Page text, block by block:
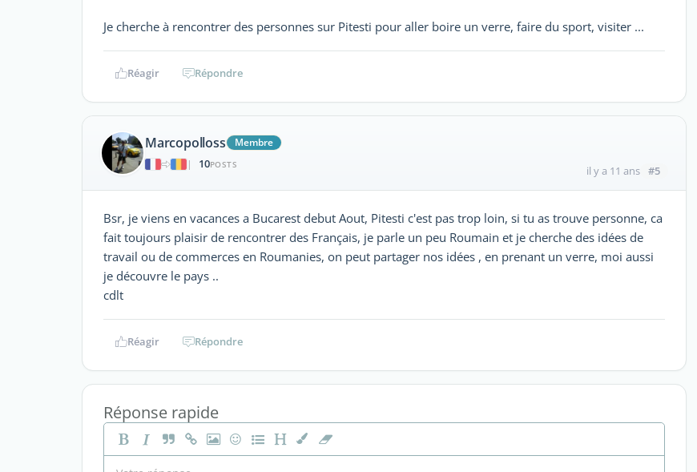
Je cherche à rencontrer des personnes sur Pitesti pour aller boire un verre, faire du sport, visiter ...
Réagir Répondre
Marcopolloss
Membre
|
10POSTS il y a 11 ans #5
Bsr, je viens en vacances a Bucarest debut Aout, Pitesti c'est pas trop loin, si tu as trouve personne, ca
fait toujours plaisir de rencontrer des Français, je parle un peu Roumain et je cherche des idées de
travail ou de commerces en Roumanies, on peut partager nos idées , en prenant un verre, moi aussi
je découvre le pays ..
cdlt
Réagir Répondre
Réponse rapide